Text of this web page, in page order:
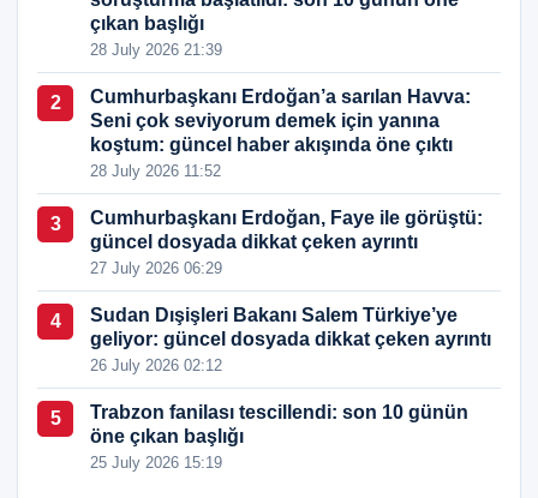
çıkan başlığı
28 July 2026 21:39
2
Cumhurbaşkanı Erdoğan’a sarılan Havva:
Seni çok seviyorum demek için yanına
koştum: güncel haber akışında öne çıktı
28 July 2026 11:52
3
Cumhurbaşkanı Erdoğan, Faye ile görüştü:
güncel dosyada dikkat çeken ayrıntı
27 July 2026 06:29
4
Sudan Dışişleri Bakanı Salem Türkiye’ye
geliyor: güncel dosyada dikkat çeken ayrıntı
26 July 2026 02:12
5
Trabzon fanilası tescillendi: son 10 günün
öne çıkan başlığı
25 July 2026 15:19